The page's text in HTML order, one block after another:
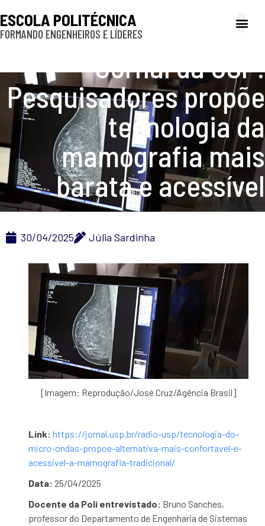
ESCOLA POLITÉCNICA
FORMANDO ENGENHEIROS E LÍDERES
Jornal da USP:
Pesquisadores propõe
tecnologia da
mamografia mais
barata e acessível
30/04/2025 Júlia Sardinha
[Imagem: Reprodução/José Cruz/Agência Brasil]
Link:https://jornal.usp.br/radio-usp/tecnologia-do-
micro-ondas-propoe-alternativa-mais-confortavel-e-
acessivel-a-mamografia-tradicional/
Data: 25/04/2025
Docente da Poli entrevistado: Bruno Sanches,
professor do Departamento de Engenharia de Sistemas